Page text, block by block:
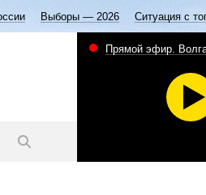
Выборы — 2026 Ситуация с
Прямой эфир.